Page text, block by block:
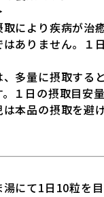
により疾病が治
ありません。１
多量に摂取する
１日の摂取目安
本品の摂取を避
にて1日10粒を